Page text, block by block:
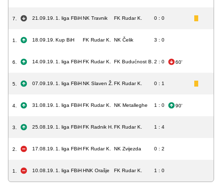
7. 21.09.19. 1. liga FBiHNK Travnik FK Rudar K. 0 : 0
1. 18.09.19. Kup BiH FK Rudar K. NK Čelik 3 : 0
6. 14.09.19. 1. liga FBiHFK Rudar K. FK Budućnost B. 2 : 0 60'
5. 07.09.19. 1. liga FBiHNK Slaven Ž. FK Rudar K. 0 : 1
4. 31.08.19. 1. liga FBiHFK Rudar K. NK Metalleghe 1 : 0 90'
3. 25.08.19. 1. liga FBiHFK Radnik H. FK Rudar K. 1 : 4
2. 17.08.19. 1. liga FBiHFK Rudar K. NK Zvijezda 0 : 2
1. 10.08.19. 1. liga FBiHHNK Orašje FK Rudar K. 1 : 0